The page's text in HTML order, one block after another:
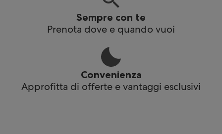
Sempre con te
Prenota dove e quando vuoi
Convenienza
Approfitta di offerte e vantaggi esclusivi